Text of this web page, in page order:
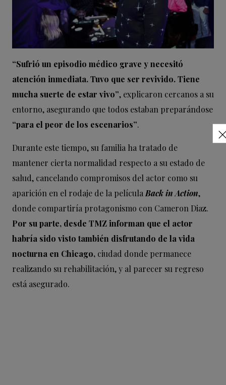
“Sufrió un episodio médico grave y necesitó
atención inmediata. Tuvo que ser revivido. Tiene
mucha suerte de estar vivo”, explicaron cercanos a su
entorno, asegurando que todos estaban preparándose
“para el peor de los escenarios”.
Durante este tiempo, su familia ha tratado de
mantener cierta normalidad respecto a su estado de
salud, cancelando compromisos del actor como su
aparición en el rodaje de la película Back in Action,
donde compartiría protagonismo con Cameron Diaz.
Por su parte, desde TMZ informan que el actor
habría sido visto también disfrutando de la vida
nocturna en Chicago, ciudad donde permanece
realizando su rehabilitación, y al parecer su regreso
está asegurado.